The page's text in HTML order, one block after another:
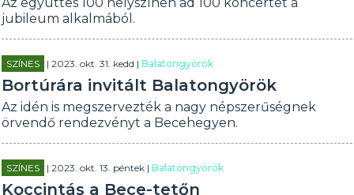
jubileum alkalmából.
SZÍNES | 2023. okt. 31. kedd |Balatongyörök
Bortúrára invitált Balatongyörök
Az idén is megszervezték a nagy népszerűségnek
örvendő rendezvényt a Becehegyen.
SZÍNES | 2023. okt. 13. péntek |Balatongyörök
Koccintás a Bece-tetőn